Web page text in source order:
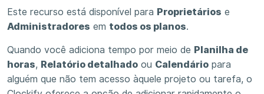
Este recurso está disponível para Proprietários e
Administradores em todos os planos.
Quando você adiciona tempo por meio de Planilha de
horas, Relatório detalhado ou Calendário para
alguém que não tem acesso àquele projeto ou tarefa, o